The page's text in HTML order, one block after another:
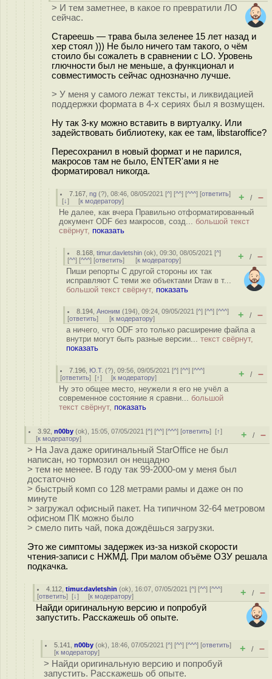
> И тем заметнее, в какое го превратили ЛО
сейчас.
Стареешь — трава была зеленее 15 лет назад и
хер стоял ))) Не было ничего там такого, о чём
стоило бы сожалеть в сравнении с LO. Уровень
глючности был не меньше, а функционал и
совместимость сейчас однозначно лучше.
> У меня у самого лежат тексты, и ликвидацией
поддержки формата в 4-х сериях был я возмущен.
Ну так 3-ку можно вставить в виртуалку. Или
задействовать библиотеку, как ее там, libstaroffice?
Пересохранил в новый формат и не парился,
макросов там не было, ENTER'ами я не
форматировал никогда.
7.167 ,ng (?), 08:46, 08/05/2021 [^] [^^] [^^^] [ответить]
[↓] [к модератору] + / –
Не далее, как вчера Правильно отформатированный
документ ODF без макросов, созд... большой текст
свёрнут, показать
8.168 ,timur.davletshin (ok), 09:30, 08/05/2021 [^]
[^^] [^^^] [ответить] [к модератору] + / –
Пиши репорты С другой стороны их так
исправляют С теми же объектами Draw в т...
большой текст свёрнут, показать
8.194 ,Аноним (194), 09:24, 09/05/2021 [^] [^^] [^^^]
[ответить] [к модератору] + / –
а ничего, что ODF это только расширение файла а
внутри могут быть разные версии... текст свёрнут,
показать
7.196 Ю.Т. (?), 09:56, 09/05/2021 [^] [^^] [^^^]
[ответить] [↑] [к модератору] + / –
Ну это общее место, неужели я его не учёл а
современное состояние я сравни... большой
текст свёрнут, показать
3.92 ,n00by (ok), 15:05, 07/05/2021 [^] [^^] [^^^] [ответить][↑]
[к модератору] + / –
> На Java даже оригинальный StarOffice не был
написан, но тормозил он нещадно
> тем не менее. В году так 99-2000-ом у меня был
достаточно
> быстрый комп со 128 метрами рамы и даже он по
минуте
> загружал офисный пакет. На типичном 32-64 метровом
офисном ПК можно было
> смело пить чай, пока дождёшься загрузки.
Это же симптомы задержек из-за низкой скорости
чтения-записи с НЖМД. При малом объёме ОЗУ решала
подкачка.
4.112 ,timur.davletshin (ok), 16:07, 07/05/2021 [^] [^^] [^^^]
[ответить] [↓] [к модератору] + / –
Найди оригинальную версию и попробуй
запустить. Расскажешь об опыте.
5.141 ,n00by (ok), 18:46, 07/05/2021 [^] [^^] [^^^] [ответить]
[к модератору] + / –
> Найди оригинальную версию и попробуй
запустить. Расскажешь об опыте.